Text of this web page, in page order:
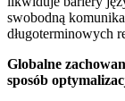
swobodną
długoterminowych
Globalne
sposób